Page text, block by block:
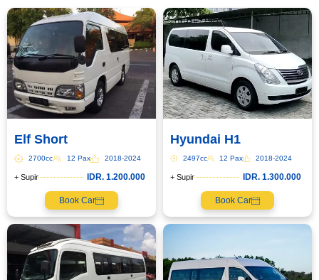
Elf Short
2700cc 12 Pax 2018-2024
+ Supir IDR. 1.200.000
Book Car
Hyundai H1
2497cc 12 Pax 2018-2024
+ Supir IDR. 1.300.000
Book Car
Book via WhatsApp